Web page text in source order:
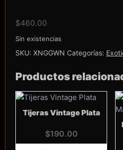
$460.00
Sin existencias
SKU: XNGGWN Categorías:
Productos
Tijeras Vintage Plata
$190.00